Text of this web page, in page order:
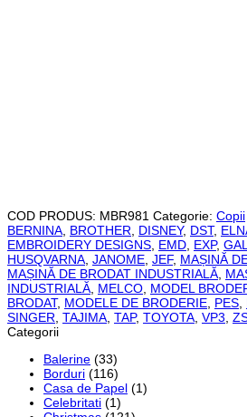
COD PRODUS: MBR981 Categorie: Copii
BERNINA BROTHER DISNEY, DST,
EMBROIDERY DESIGNS EMD EXP,
HUSQVARNA JANOME JEF, MAȘINĂ
MAȘINĂ DE BRODAT INDUSTRIALĂ
INDUSTRIALĂ MELCO MODEL
BRODAT, MODELE DE BRODERIE PES
SINGER TAJIMA TAP, TOYOTA VP3
Categorii
Balerine (33)
Borduri (116)
Casa de Papel (1)
Celebritati (1)